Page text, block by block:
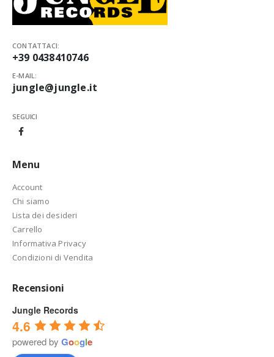
CONTATTACI:
+39 0438410746
E-MAIL:
jungle@jungle.it
SEGUICI
Menu
Account
Chi siamo
Lista dei desideri
Carrello
Informativa Privacy
Condizioni di Vendita
Recensioni
Jungle Records
4.6
powered by Google